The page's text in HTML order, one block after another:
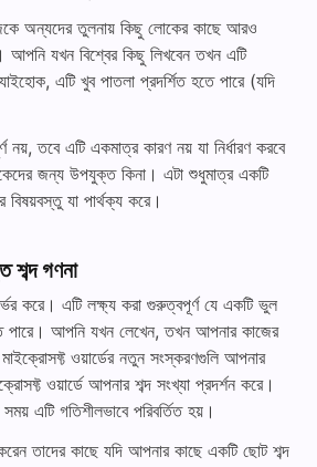
অন্যদের তুলনায় কিছু লোকের কাছে আরও
যখন বিশ্বের কিছু লিখবেন তখন এটি
এটি খুব পাতলা প্রদর্শিত হতে পারে (যদি
নয়, তবে এটি একমাত্র কারণ নয় যা নির্ধারণ করবে
জন্য উপযুক্ত কিনা। এটা শুধুমাত্র একটি
বিষয়বস্তু যা পার্থক্য করে।
গণনা
করে। এটি লক্ষ্য করা গুরুত্বপূর্ণ যে একটি ভুল
পারে। আপনি যখন লেখেন, তখন আপনার কাজের
মাইক্রোসফ্ট ওয়ার্ডের নতুন সংস্করণগুলি আপনার
ওয়ার্ডে আপনার শব্দ সংখ্যা প্রদর্শন করে।
এটি গতিশীলভাবে পরিবর্তিত হয়।
তাদের কাছে যদি আপনার কাছে একটি ছোট শব্দ